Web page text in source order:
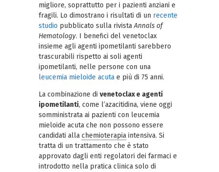
migliore, soprattutto per i pazienti anziani e
fragili. Lo dimostrano i risultati di un recente
studio pubblicato sulla rivistaAnnals of
Hematology. I benefici del venetoclax
insieme agli agenti ipometilanti sarebbero
trascurabili rispetto ai soli agenti
ipometilanti, nelle persone con una
leucemia mieloide acuta e più di 75 anni.
La combinazione di venetoclax e agenti
ipometilanti, come l’azacitidina, viene oggi
somministrata ai pazienti con leucemia
mieloide acuta che non possono essere
candidati alla chemioterapia intensiva. Si
tratta di un trattamento che è stato
approvato dagli enti regolatori dei farmaci e
introdotto nella pratica clinica solo di